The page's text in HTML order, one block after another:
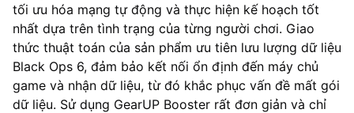
tối ưu hóa mạng tự động và thực hiện kế hoạch tốt
nhất dựa trên tình trạng của từng người chơi. Giao
thức thuật toán của sản phẩm ưu tiên lưu lượng dữ liệu
Black Ops 6, đảm bảo kết nối ổn định đến máy chủ
game và nhận dữ liệu, từ đó khắc phục vấn đề mất gói
dữ liệu. Sử dụng GearUP Booster rất đơn giản và chỉ